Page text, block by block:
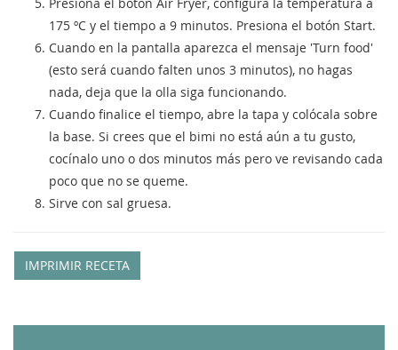
175 ºC y el tiempo a 9 minutos. Presiona el botón Start.
Cuando en la pantalla aparezca el mensaje 'Turn food'
(esto será cuando falten unos 3 minutos), no hagas
nada, deja que la olla siga funcionando.
Cuando finalice el tiempo, abre la tapa y colócala sobre
la base. Si crees que el bimi no está aún a tu gusto,
cocínalo uno o dos minutos más pero ve revisando cada
poco que no se queme.
Sirve con sal gruesa.
IMPRIMIR RECETA